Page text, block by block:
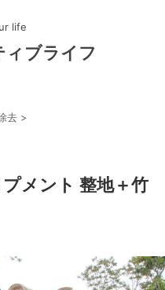
life
ィブライフ
去 >
メント 整地＋竹